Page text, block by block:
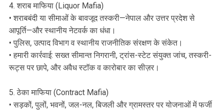
4. शराब माफिया (Liquor Mafia)
• शराबबंदी या सीमाओं के बावजूद तस्करी—नेपाल और उत्तर प्रदेश से
आपूर्ति—और स्थानीय नेटवर्क का धंधा।
• पुलिस, उत्पाद विभाग व स्थानीय राजनीतिक संरक्षण के संकेत।
• हमारी कार्रवाई: सख्त सीमान्त निगरानी, ट्रांस-स्टेट संयुक्त जांच, तस्करी-
रूट्स पर छापे, और अवैध स्टॉक व कारोबार का सीज़र।
5. ठेका माफिया (Contract Mafia)
• सड़कों, पुलों, भवनों, जल-नल, बिजली और ग्रामस्तर पर योजनाओं में फर्जी